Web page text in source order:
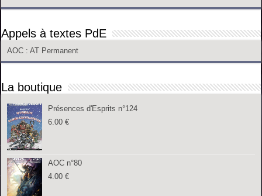
Appels à textes PdE
AOC : AT Permanent
La boutique
Présences d'Esprits n°124
6.00€
AOC n°80
4.00€